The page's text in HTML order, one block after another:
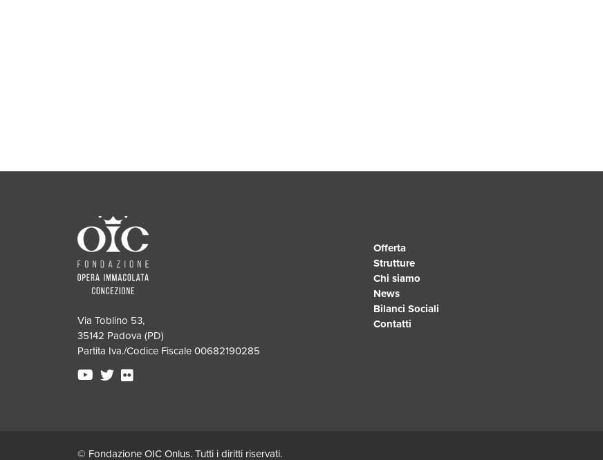
Via Toblino 53,
35142 Padova (PD)
Partita Iva./Codice Fiscale 00682190285
Offerta
Strutture
Chi siamo
News
Bilanci Sociali
Contatti
© Fondazione OIC Onlus. Tutti i diritti riservati.